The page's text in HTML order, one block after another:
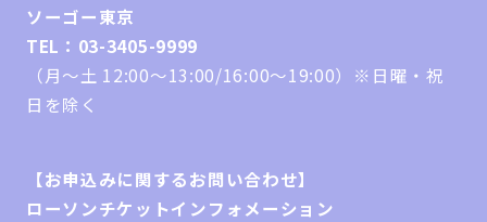
ソーゴー東京
TEL：03-3405-9999
（月～土 12:00～13:00/16:00～19:00）※日曜・祝
日を除く
【お申込みに関するお問い合わせ】
ローソンチケットインフォメーション